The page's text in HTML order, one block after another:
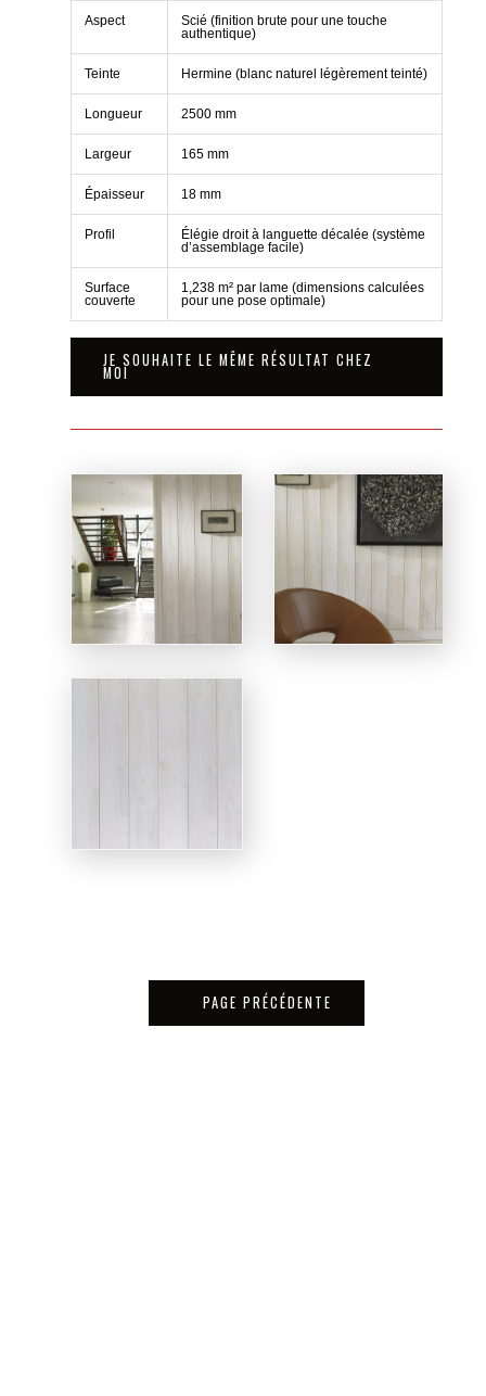
Aspect
Scié (finition brute pour une touche
authentique)
Teinte Hermine (blanc naturel légèrement teinté)
Longueur 2500 mm
Largeur 165 mm
Épaisseur 18 mm
Profil
Élégie droit à languette décalée (système
d’assemblage facile)
Surface
couverte
1,238 m² par lame (dimensions calculées
pour une pose optimale)
JE SOUHAITE LE MÊME RÉSULTAT CHEZ
MOI
PAGE PRÉCÉDENTE